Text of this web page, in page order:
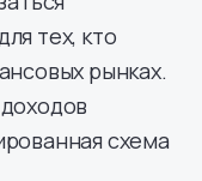
тех, кто
рынках.
схема